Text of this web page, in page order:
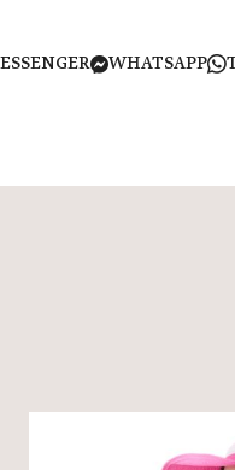
WHATSAPP
MESSENGER